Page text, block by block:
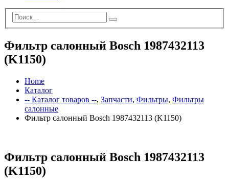
Фильтр салонный Bosch 1987432113
(K1150)
Home
Каталог
-- Каталог товаров --, Запчасти, Фильтры, Фильтры
салонные
Фильтр салонный Bosch 1987432113 (K1150)
Фильтр салонный Bosch 1987432113
(K1150)